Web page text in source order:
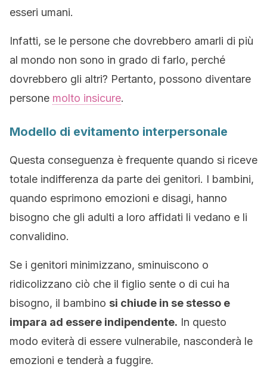
esseri umani.
Infatti, se le persone che dovrebbero amarli di più
al mondo non sono in grado di farlo, perché
dovrebbero gli altri? Pertanto, possono diventare
persone molto insicure.
Modello di evitamento interpersonale
Questa conseguenza è frequente quando si riceve
totale indifferenza da parte dei genitori. I bambini,
quando esprimono emozioni e disagi, hanno
bisogno che gli adulti a loro affidati li vedano e li
convalidino.
Se i genitori minimizzano, sminuiscono o
ridicolizzano ciò che il figlio sente o di cui ha
bisogno, il bambino si chiude in se stesso e
impara ad essere indipendente. In questo
modo eviterà di essere vulnerabile, nasconderà le
emozioni e tenderà a fuggire.